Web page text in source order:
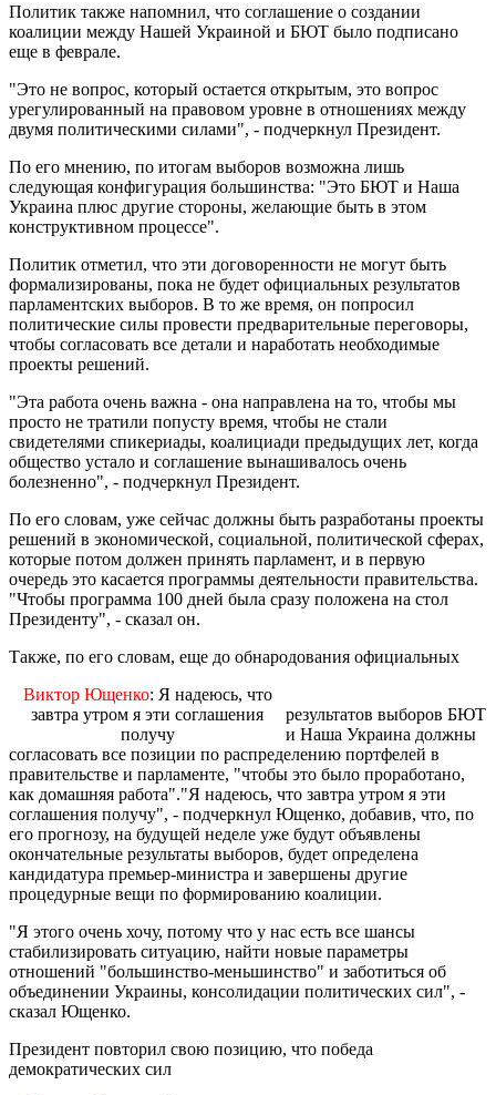
Политик также напомнил, что соглашение о создании
коалиции между Нашей Украиной и БЮТ было подписано
еще в феврале.
"Это не вопрос, который остается открытым, это вопрос
урегулированный на правовом уровне в отношениях между
двумя политическими силами", - подчеркнул Президент.
По его мнению, по итогам выборов возможна лишь
следующая конфигурация большинства: "Это БЮТ и Наша
Украина плюс другие стороны, желающие быть в этом
конструктивном процессе".
Политик отметил, что эти договоренности не могут быть
формализированы, пока не будет официальных результатов
парламентских выборов. В то же время, он попросил
политические силы провести предварительные переговоры,
чтобы согласовать все детали и наработать необходимые
проекты решений.
"Эта работа очень важна - она направлена на то, чтобы мы
просто не тратили попусту время, чтобы не стали
свидетелями спикериады, коалициади предыдущих лет, когда
общество устало и соглашение вынашивалось очень
болезненно", - подчеркнул Президент.
По его словам, уже сейчас должны быть разработаны проекты
решений в экономической, социальной, политической сферах,
которые потом должен принять парламент, и в первую
очередь это касается программы деятельности правительства.
"Чтобы программа 100 дней была сразу положена на стол
Президенту", - сказал он.
Также, по его словам, еще до обнародования официальных
Виктор Ющенко: Я надеюсь, что
завтра утром я эти соглашения
получу
результатов выборов БЮТ
и Наша Украина должны
согласовать все позиции по распределению портфелей в
правительстве и парламенте, "чтобы это было проработано,
как домашняя работа"."Я надеюсь, что завтра утром я эти
соглашения получу", - подчеркнул Ющенко, добавив, что, по
его прогнозу, на будущей неделе уже будут объявлены
окончательные результаты выборов, будет определена
кандидатура премьер-министра и завершены другие
процедурные вещи по формированию коалиции.
"Я этого очень хочу, потому что у нас есть все шансы
стабилизировать ситуацию, найти новые параметры
отношений "большинство-меньшинство" и заботиться об
объединении Украины, консолидации политических сил", -
сказал Ющенко.
Президент повторил свою позицию, что победа
демократических сил